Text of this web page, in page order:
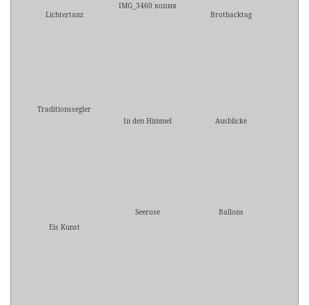
Lichtertanz
IMG_3460 копия
Brotbacktag
Traditionssegler
In den Himmel
Ausblicke
Eis Kunst
Seerose Ballons